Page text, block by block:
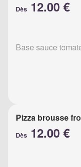
Dès 12.00 €
Base sauce
Pizza brousse
Dès 12.00 €